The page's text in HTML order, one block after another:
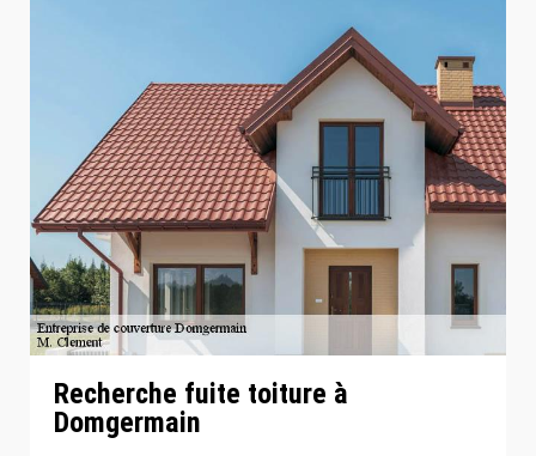
Recherche fuite toiture à
Domgermain